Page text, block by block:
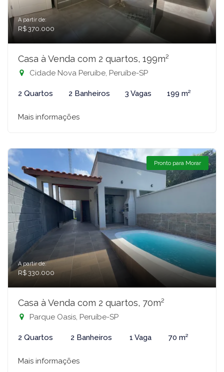
A partir de:
R$ 370.000
Casa à Venda com 2 quartos, 199m²
Cidade Nova Peruíbe, Peruíbe-SP
2 Quartos 2 Banheiros 3 Vagas 199 m²
Mais informações
Pronto para Morar
A partir de:
R$ 330.000
Casa à Venda com 2 quartos, 70m²
Parque Oasis, Peruíbe-SP
2 Quartos 2 Banheiros 1 Vaga 70 m²
Mais informações